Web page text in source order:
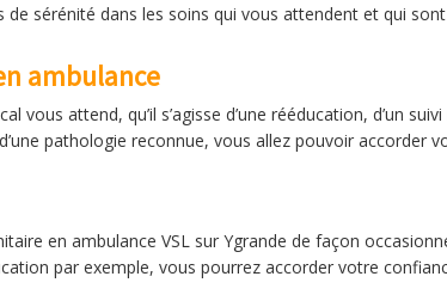
de sérénité dans les soins qui vous attendent et qui
ambulance
vous attend, qu’il s’agisse d’une rééducation, d’un
pathologie reconnue, vous allez pouvoir accorder
en ambulance VSL sur Ygrande de façon
par exemple, vous pourrez accorder votre